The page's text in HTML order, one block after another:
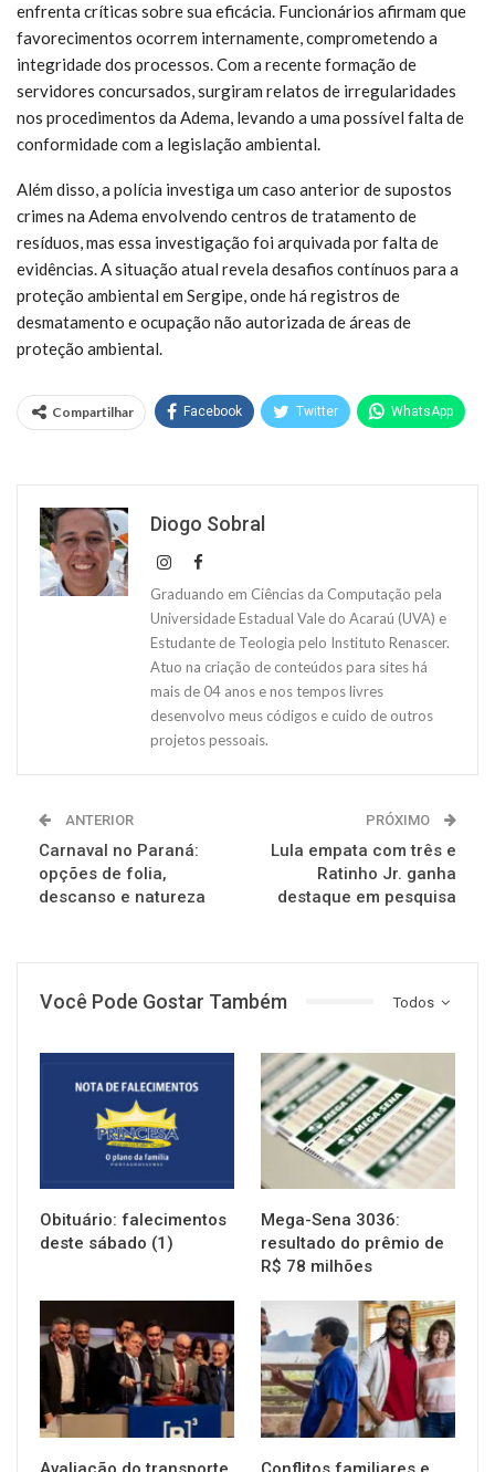
enfrenta críticas sobre sua eficácia. Funcionários afirmam que
favorecimentos ocorrem internamente, comprometendo a
integridade dos processos. Com a recente formação de
servidores concursados, surgiram relatos de irregularidades
nos procedimentos da Adema, levando a uma possível falta de
conformidade com a legislação ambiental.
Além disso, a polícia investiga um caso anterior de supostos
crimes na Adema envolvendo centros de tratamento de
resíduos, mas essa investigação foi arquivada por falta de
evidências. A situação atual revela desafios contínuos para a
proteção ambiental em Sergipe, onde há registros de
desmatamento e ocupação não autorizada de áreas de
proteção ambiental.
Compartilhar Facebook Twitter WhatsApp
Diogo Sobral
Graduando em Ciências da Computação pela
Universidade Estadual Vale do Acaraú (UVA) e
Estudante de Teologia pelo Instituto Renascer.
Atuo na criação de conteúdos para sites há
mais de 04 anos e nos tempos livres
desenvolvo meus códigos e cuido de outros
projetos pessoais.
ANTERIOR
Carnaval no Paraná:
opções de folia,
descanso e natureza
PRÓXIMO
Lula empata com três e
Ratinho Jr. ganha
destaque em pesquisa
Todos
Você Pode Gostar Também
Obituário: falecimentos
deste sábado (1)
NOTÍCIAS
Mega-Sena 3036:
resultado do prêmio de
R$ 78 milhões
NOTÍCIAS NOTÍCIAS